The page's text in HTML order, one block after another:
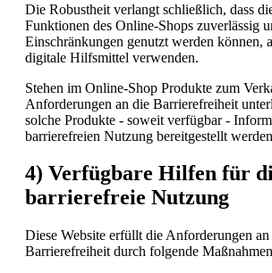
Die Robustheit verlangt schließlich, dass
Funktionen des Online-Shops zuverlässig
Einschränkungen genutzt werden können,
digitale Hilfsmittel verwenden.
Stehen im Online-Shop Produkte zum
Anforderungen an die Barrierefreiheit
solche Produkte - soweit verfügbar -
barrierefreien Nutzung bereitgestellt
4) Verfügbare Hilfen für
barrierefreie Nutzung
Diese Website erfüllt die Anforderungen an
Barrierefreiheit durch folgende